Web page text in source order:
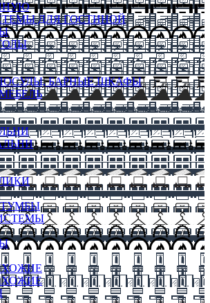
ДЛЯ ГОСТИНОЙ
БАРНЫЕ ШКАФЫ